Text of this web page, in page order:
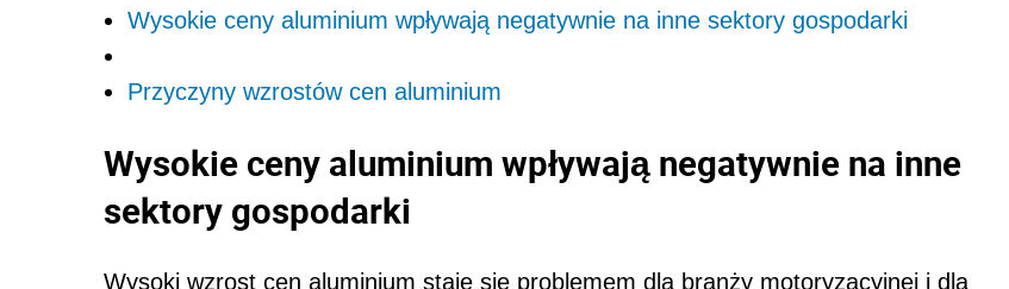
Wysokie ceny aluminium wpływają negatywnie na inne sektory gospodarki
Przyczyny wzrostów cen aluminium
Wysokie ceny aluminium wpływają negatywnie na inne
sektory gospodarki
Wysoki wzrost cen aluminium staje się problemem dla branży motoryzacyjnej i dla